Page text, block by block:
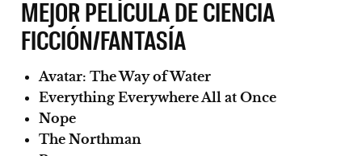
MEJOR PELÍCULA DE CIENCIA
FICCIÓN/FANTASÍA
Avatar: The Way of Water
Everything Everywhere All at Once
Nope
The Northman